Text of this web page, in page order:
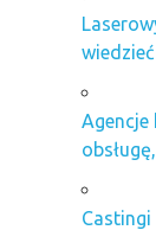
Agencje